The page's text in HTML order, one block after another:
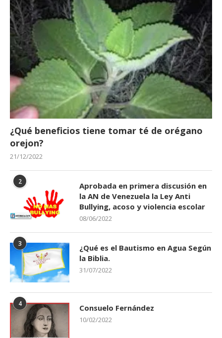
¿Qué beneficios tiene tomar té de orégano
orejon?
21/12/2022
2
Aprobada en primera discusión en
la AN de Venezuela la Ley Anti
Bullying, acoso y violencia escolar
08/06/2022
3
¿Qué es el Bautismo en Agua Según
la Biblia.
31/07/2022
4 Consuelo Fernández
10/02/2022